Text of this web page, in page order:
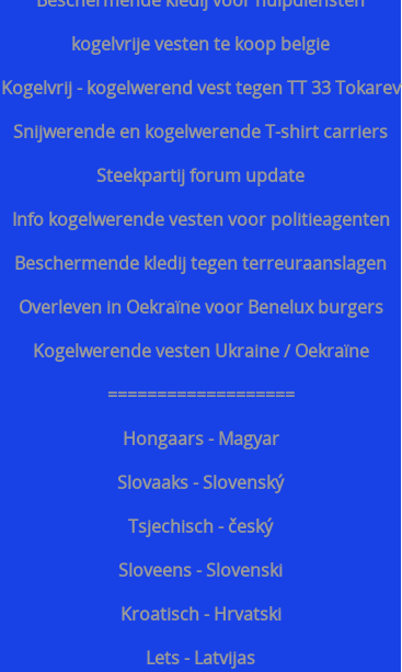
kogelvrije vesten te koop belgie
Kogelvrij - kogelwerend vest tegen TT 33 Tokarev
Snijwerende en kogelwerende T-shirt carriers
Steekpartij forum update
Info kogelwerende vesten voor politieagenten
Beschermende kledij tegen terreuraanslagen
Overleven in Oekraïne voor Benelux burgers
Kogelwerende vesten Ukraine / Oekraïne
===================
Hongaars - Magyar
Slovaaks - Slovenský
Tsjechisch - český
Sloveens - Slovenski
Kroatisch - Hrvatski
Lets - Latvijas